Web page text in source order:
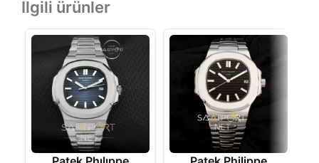
İlgili ürünler